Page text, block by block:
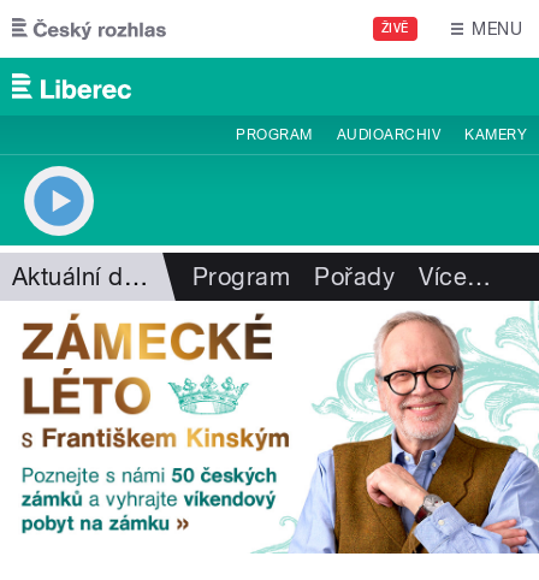
Přejít k hlavnímu obsahu
ŽIVĚ MENU
PROGRAM AUDIOARCHIV KAMERY
Aktuální dění Program Pořady Více…